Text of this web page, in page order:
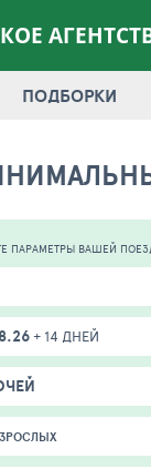
ПОДБОРКИ
ПАРАМЕТРЫ ВАШЕЙ
+ 14 ДНЕЙ